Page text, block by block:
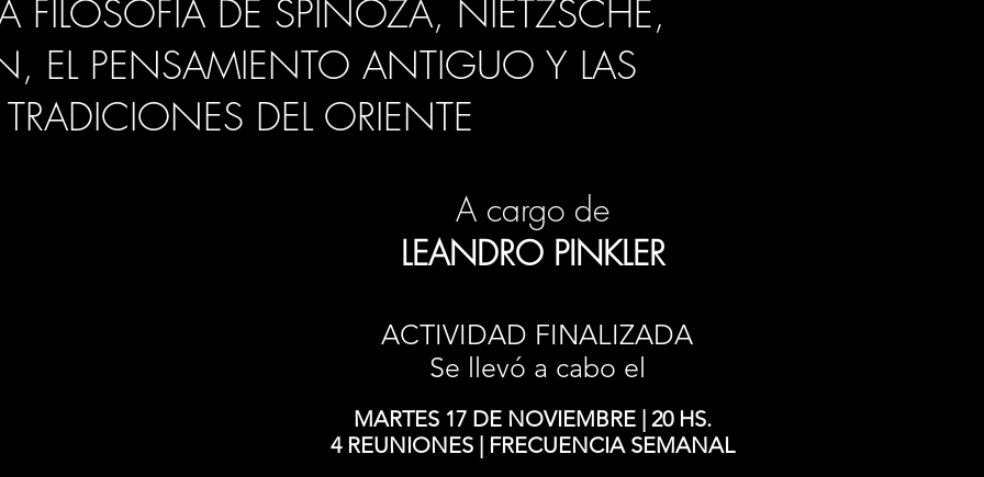
FILOSOFÍA DE SPINOZA, NIETZSCHE,
EL PENSAMIENTO ANTIGUO Y LAS
TRADICIONES DEL ORIENTE
A cargo de
LEANDRO PINKLER
ACTIVIDAD FINALIZADA
Se llevó a cabo el
MARTES 17 DE NOVIEMBRE | 20 HS.
4 REUNIONES | FRECUENCIA SEMANAL